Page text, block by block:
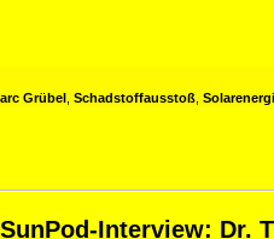
Grübel Schadstoffausstoß
Interview: Dr.